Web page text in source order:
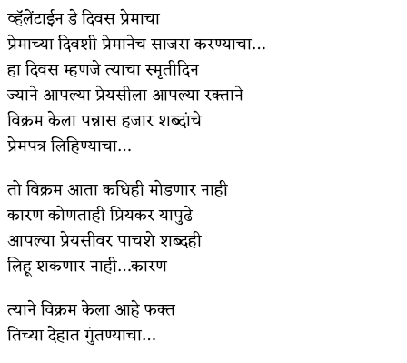
शपथ
पुस्तके बदलायची आहेत तुम्हाला!
किती घोषणांचा पाऊस होता
कसं हुईन तं हू माय…
चमकदार चांदी
आदिवासींचा डॉक्टर, समाजसेवेचा ध्यास : डॉ. राहुल
जोशी
डेंग्यू: ताप उतरला म्हणजे धोका टळला असे नाही!
४ जुलै – इतिहासात घडलेल्या महत्त्वाच्या घटना
व्हॅलेंटाईन डे दिवस प्रेमाचा
प्रेमाच्या दिवशी प्रेमानेच साजरा करण्याचा…
हा दिवस म्हणजे त्याचा स्मृतीदिन
ज्याने आपल्या प्रेयसीला आपल्या रक्ताने
विक्रम केला पन्नास हजार शब्दांचे
प्रेमपत्र लिहिण्याचा…
तो विक्रम आता कधिही मोडणार नाही
कारण कोणताही प्रियकर यापुढे
आपल्या प्रेयसीवर पाचशे शब्दही
लिहू शकणार नाही…कारण
त्याने विक्रम केला आहे फक्त
तिच्या देहात गुंतण्याचा…